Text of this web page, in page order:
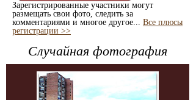
Зарегистрированные участники могут
размещать свои фото, следить за
комментариями и многое другое... Все плюсы
регистрации >>
Случайная фотография